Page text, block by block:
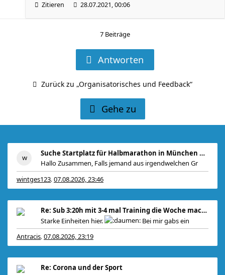
Zitieren 28.07.2021, 00:06
7 Beiträge
Antworten
Zurück zu „Organisatorisches und Feedback“
Gehe zu
Suche Startplatz für Halbmarathon in München am 11
Hallo Zusammen, Falls jemand aus irgendwelchen Gr
wintges123, 07.08.2026, 23:46
Re: Sub 3:20h mit 3-4 mal Training die Woche machb
Starke Einheiten hier.
Bei mir gabs ein
Antracis, 07.08.2026, 23:19
Re: Corona und der Sport